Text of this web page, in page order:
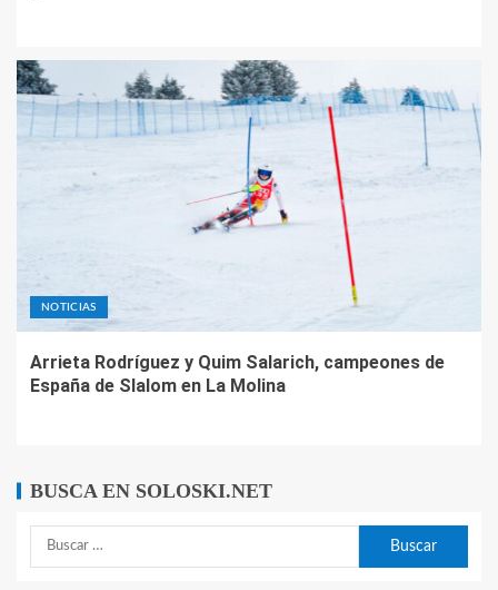
NOTICIAS
Arrieta Rodríguez y Quim Salarich, campeones de
España de Slalom en La Molina
BUSCA EN SOLOSKI.NET